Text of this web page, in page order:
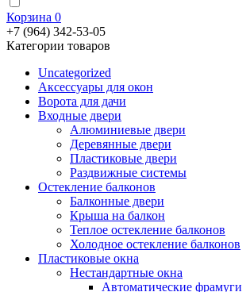
Корзина 0
+7 (964) 342-53-05
Категории товаров
Uncategorized
Аксессуары для окон
Ворота для дачи
Входные двери
Алюминиевые двери
Деревянные двери
Пластиковые двери
Раздвижные системы
Остекление балконов
Балконные двери
Крыша на балкон
Теплое остекление балконов
Холодное остекление балконов
Пластиковые окна
Нестандартные окна
Автоматические фрамуги